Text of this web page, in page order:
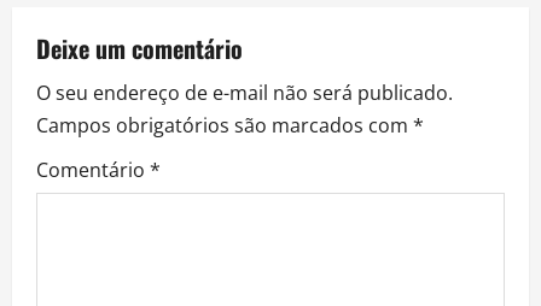
i
g
a
Deixe um comentário
O seu endereço de e-mail não será publicado.
Campos obrigatórios são marcados com *
Comentário *